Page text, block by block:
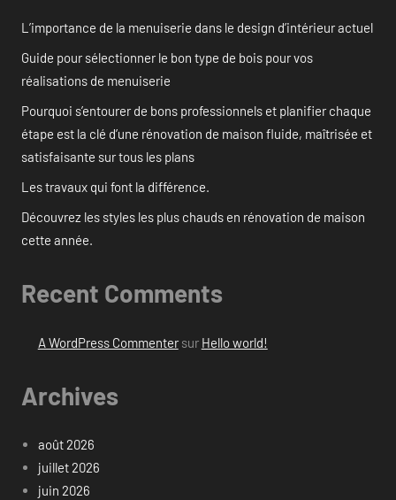
L’importance de la menuiserie dans le design d’intérieur actuel
Guide pour sélectionner le bon type de bois pour vos
réalisations de menuiserie
Pourquoi s’entourer de bons professionnels et planifier chaque
étape est la clé d’une rénovation de maison fluide, maîtrisée et
satisfaisante sur tous les plans
Les travaux qui font la différence.
Découvrez les styles les plus chauds en rénovation de maison
cette année.
Recent Comments
A WordPress Commentersur Hello world!
Archives
août 2026
juillet 2026
juin 2026